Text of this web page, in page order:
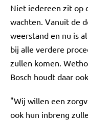
Niet iedereen zit op
wachten. Vanuit de
weerstand en nu is
bij alle verdere
zullen komen.
Bosch houdt daar
"Wij willen een
ook hun inbreng